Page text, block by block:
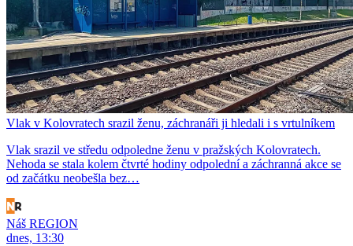
Vlak v Kolovratech srazil ženu, záchranáři ji hledali i s vrtulníkem
Vlak srazil ve středu odpoledne ženu v pražských Kolovratech.
Nehoda se stala kolem čtvrté hodiny odpolední a záchranná akce se
od začátku neobešla bez…
Náš REGION
dnes, 13:30